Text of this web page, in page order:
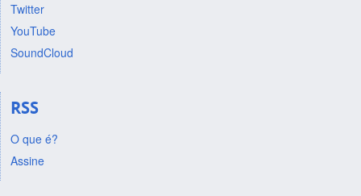
Twitter
YouTube
SoundCloud
RSS
O que é?
Assine